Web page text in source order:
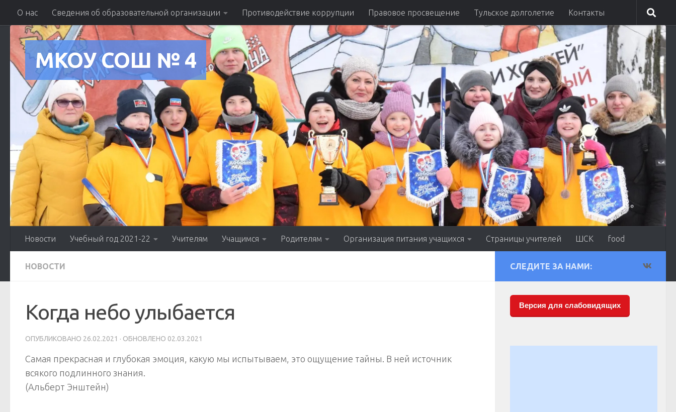
Skip to content
О нас Сведения об образовательной организации Противодействие коррупции Правовое просвещение Тульское долголетие Контакты
МКОУ СОШ № 4
Новости Учебный год 2021-22 Учителям Учащимся Родителям Организация питания учащихся Страницы учителей ШСК food
НОВОСТИ
Когда небо улыбается
ОПУБЛИКОВАНО 26.02.2021 · ОБНОВЛЕНО 02.03.2021
Самая прекрасная и глубокая эмоция, какую мы испытываем, это ощущение тайны. В ней источник
всякого подлинного знания.
(Альберт Энштейн)
СЛЕДИТЕ ЗА НАМИ:
Версия для слабовидящих